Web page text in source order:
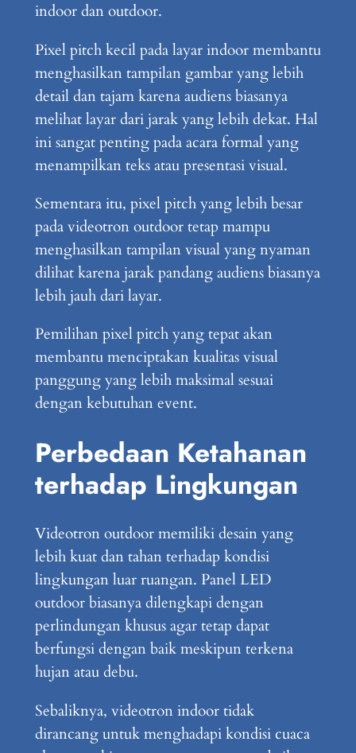
indoor dan outdoor.
Pixel pitch kecil pada layar indoor membantu
menghasilkan tampilan gambar yang lebih
detail dan tajam karena audiens biasanya
melihat layar dari jarak yang lebih dekat. Hal
ini sangat penting pada acara formal yang
menampilkan teks atau presentasi visual.
Sementara itu, pixel pitch yang lebih besar
pada videotron outdoor tetap mampu
menghasilkan tampilan visual yang nyaman
dilihat karena jarak pandang audiens biasanya
lebih jauh dari layar.
Pemilihan pixel pitch yang tepat akan
membantu menciptakan kualitas visual
panggung yang lebih maksimal sesuai
dengan kebutuhan event.
Perbedaan Ketahanan
terhadap Lingkungan
Videotron outdoor memiliki desain yang
lebih kuat dan tahan terhadap kondisi
lingkungan luar ruangan. Panel LED
outdoor biasanya dilengkapi dengan
perlindungan khusus agar tetap dapat
berfungsi dengan baik meskipun terkena
hujan atau debu.
Sebaliknya, videotron indoor tidak
dirancang untuk menghadapi kondisi cuaca